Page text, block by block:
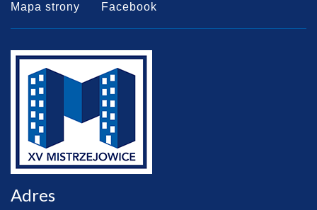
Mapa strony Facebook
Adres